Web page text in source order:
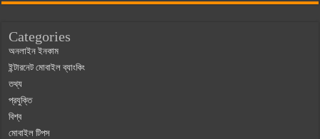
Categories
অনলাইন ইনকাম
ইন্টারনেট মোবাইল ব্যাংকিং
তথ্য
প্রযুক্তি
বিশ্ব
মোবাইল টিপস